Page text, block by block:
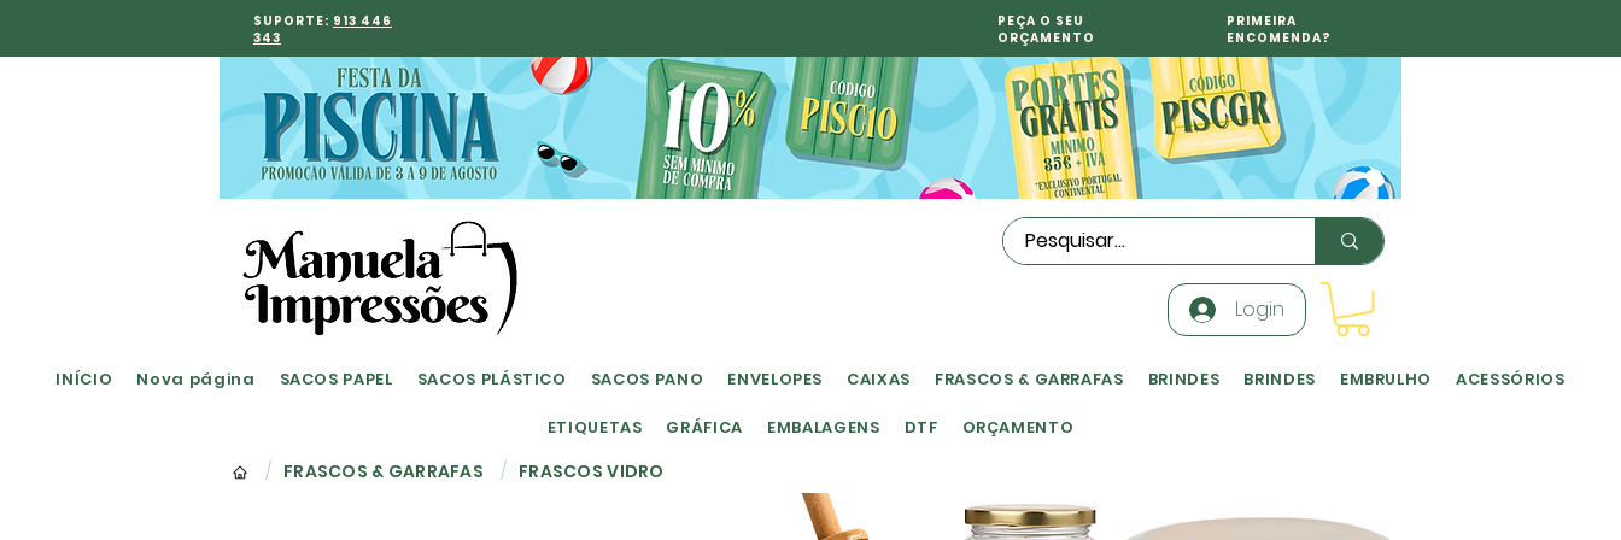
SUPORTE: 913 446
343
PEÇA O SEU
ORÇAMENTO
PRIMEIRA
ENCOMENDA?
Login
INÍCIO Nova página SACOS PAPEL SACOS PLÁSTICO SACOS PANO ENVELOPES CAIXAS FRASCOS & GARRAFAS BRINDES BRINDES EMBRULHO ACESSÓRIOS
ETIQUETAS GRÁFICA EMBALAGENS DTF ORÇAMENTO
/ FRASCOS & GARRAFAS / FRASCOS VIDRO